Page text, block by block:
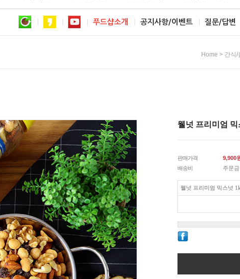
푸드샵소개 공지사항/이벤트 질문/답변
Home > 간식/
웰넛 프리미엄
판매가격 9,900
배송비
주문
웰넛 프리미엄 믹스넛